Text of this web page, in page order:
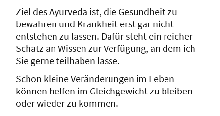
Ziel des Ayurveda ist, die Gesundheit zu
bewahren und Krankheit erst gar nicht
entstehen zu lassen. Dafür steht ein reicher
Schatz an Wissen zur Verfügung, an dem ich
Sie gerne teilhaben lasse.
Schon kleine Veränderungen im Leben
können helfen im Gleichgewicht zu bleiben
oder wieder zu kommen.